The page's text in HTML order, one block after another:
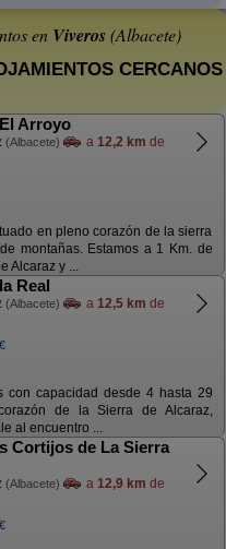
en Viveros(Albacete)
CERCANOS
Arroyo
(Albacete) a 12,2 km de
en pleno corazón de la sierra
montañas. Estamos a 1 Km. de
Alcaraz y ...
Real
(Albacete) a 12,5 km de
con capacidad desde 4 hasta 29
de la Sierra de Alcaraz,
al encuentro ...
Cortijos de La Sierra
(Albacete) a 12,9 km de